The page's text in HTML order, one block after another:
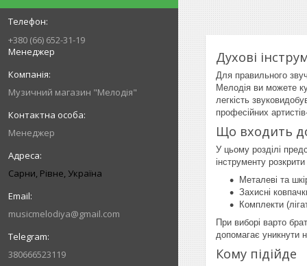
+380 (66) 652-31-19
Менеджер
Музичний магазин "Мелодія"
Менеджер
Сарни, Рівне, Україна
musicmelodiya@gmail.com
380666523119
Духові
Для правильного
Мелодія ви можете
легкість
професійних
Що входить
У цьому розділі
інструменту
Металеві та
Захисні
Комплекти
При виборі варто
допомагає уникнути
Кому підійде